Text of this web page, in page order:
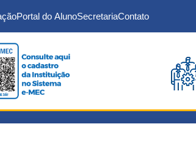
Portal do AlunoSecretariaContato